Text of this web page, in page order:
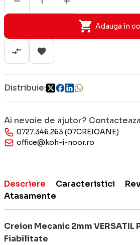
Adauga in
Distribuie:
Ai nevoie de ajutor?
0727.346.263 (07CREIOANE)
office@koh-i-noor.ro
Descriere Caracteristici
Atasamente
Creion Mecanic 2mm
Fiabilitate